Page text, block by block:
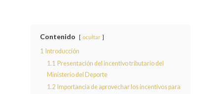
Contenido ocultar
1 Introducción
1.1 Presentación del incentivo tributario del
Ministerio del Deporte
1.2 Importancia de aprovechar los incentivos para